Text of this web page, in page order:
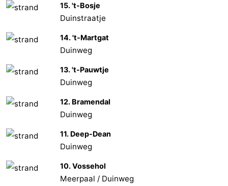
15. 't-Bosje
Duinstraatje
14. 't-Martgat
Duinweg
13. 't-Pauwtje
Duinweg
12. Bramendal
Duinweg
11. Deep-Dean
Duinweg
10. Vossehol
Meerpaal / Duinweg